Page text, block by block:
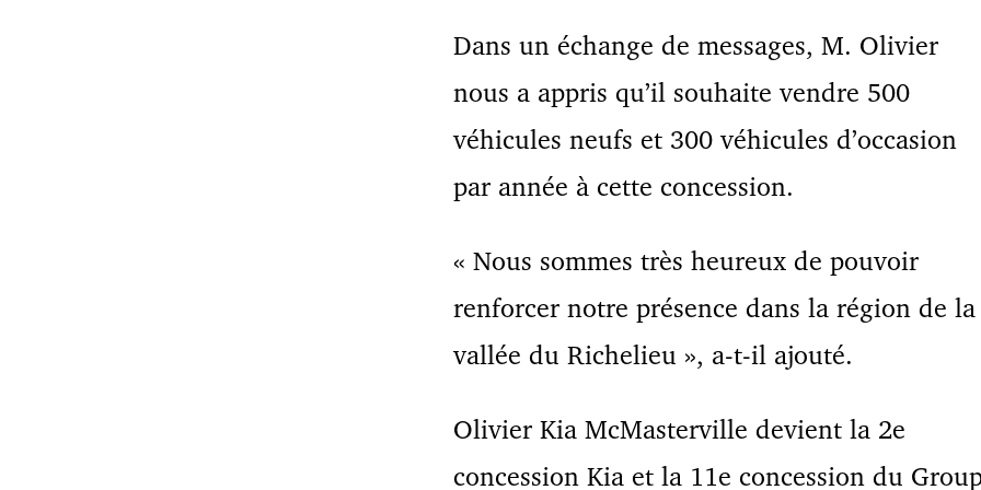
Dans un échange de messages, M. Olivier
nous a appris qu’il souhaite vendre 500
véhicules neufs et 300 véhicules d’occasion
par année à cette concession.
« Nous sommes très heureux de pouvoir
renforcer notre présence dans la région de la
vallée du Richelieu », a-t-il ajouté.
Olivier Kia McMasterville devient la 2e
concession Kia et la 11e concession du